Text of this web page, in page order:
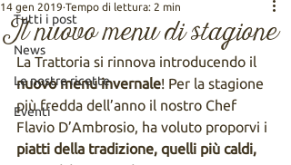
Tutti i post
News
Le nostre ricette
Eventi
Il nuovo menu di stagione
14 gen 2019 Tempo di lettura: 2 min
La Trattoria si rinnova introducendo il
nuovo menu invernale! Per la stagione
più fredda dell’anno il nostro Chef
Flavio D’Ambrosio, ha voluto proporvi i
piatti della tradizione, quelli più caldi,